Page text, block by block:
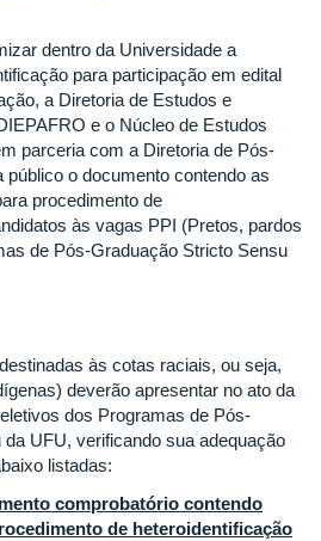
dentro da Universidade a
para participação em edital
a Diretoria de Estudos e
e o Núcleo de Estudos
parceria com a Diretoria de Pós-
o documento contendo as
procedimento de
às vagas PPI (Pretos, pardos
de Pós-Graduação Stricto Sensu
às cotas raciais, ou seja,
deverão apresentar no ato da
dos Programas de Pós-
UFU, verificando sua adequação
listadas:
comprobatório contendo
de heteroidentificação